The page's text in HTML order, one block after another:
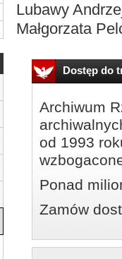
Lubawy
Małgorzata
Dostęp do
Archiwum
od 1993
Ponad
Zamów